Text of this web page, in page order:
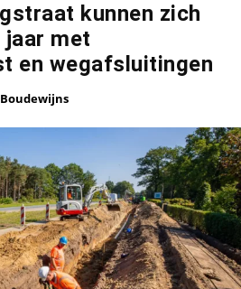
kunnen zich
jaar met
en wegafsluitingen